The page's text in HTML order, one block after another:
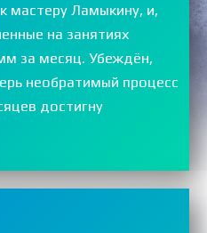
мастеру Ламыкину, и,
на занятиях
за месяц. Убеждён,
необратимый процесс
достигну